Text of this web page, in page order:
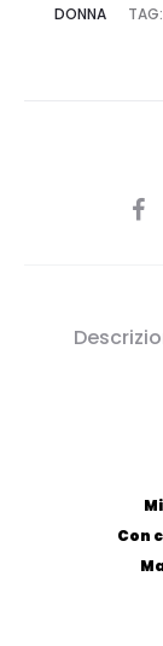
DONNA
TAG:
Con